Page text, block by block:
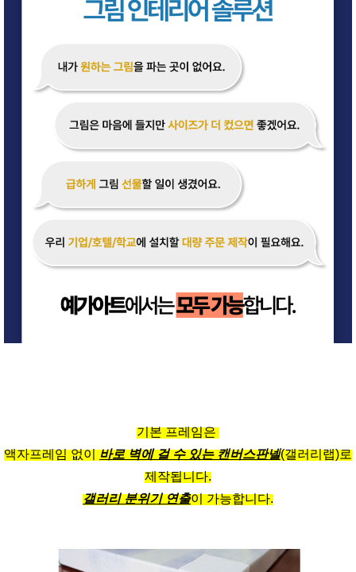
기본 프레임은
액자프레임 없이 바로 벽에 걸 수 있는 캔버스판넬(갤러리랩)로
제작됩니다.
갤러리 분위기 연출이 가능합니다.